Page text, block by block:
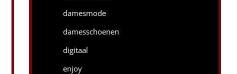
damesmode
damesschoenen
digitaal
enjoy